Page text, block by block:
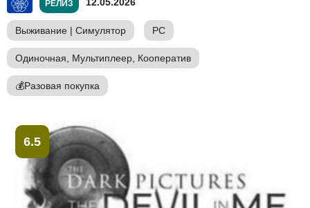
РЕЛИЗ
Выживание | Симулятор PC
Одиночная, Мультиплеер, Кооператив
💰Разовая покупка
6.5